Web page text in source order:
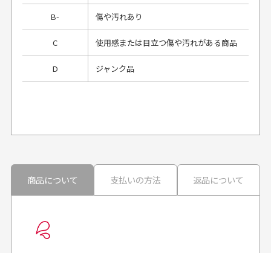
B- 傷や汚れあり
C 使用感または目立つ傷や汚れがある商品
D ジャンク品
良かった！
30代男性
お届け希望日時をご指定頂けます。
商品について 支払いの方法 返品について